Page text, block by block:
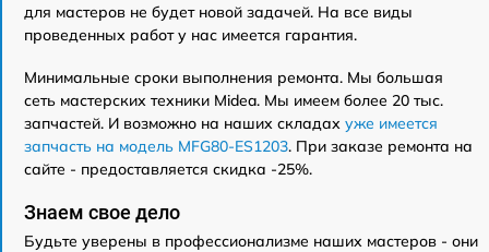
для мастеров не будет новой задачей. На все виды
проведенных работ у нас имеется гарантия.
Минимальные сроки выполнения ремонта. Мы большая
сеть мастерских техники Midea. Мы имеем более 20 тыс.
запчастей. И возможно на наших складах уже имеется
запчасть на модель MFG80-ES1203. При заказе ремонта на
сайте - предоставляется скидка -25%.
Знаем свое дело
Будьте уверены в профессионализме наших мастеров - они